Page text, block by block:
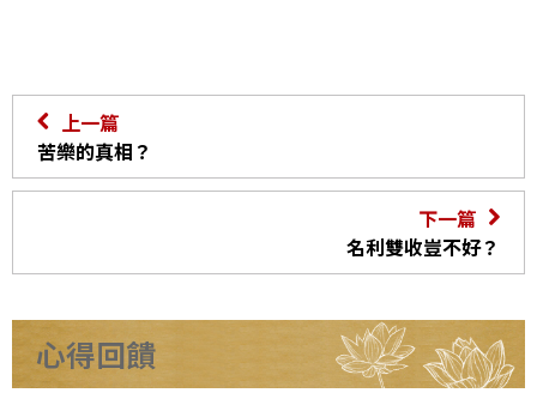
上一篇
苦樂的真相？
下一篇
名利雙收豈不好？
心得回饋